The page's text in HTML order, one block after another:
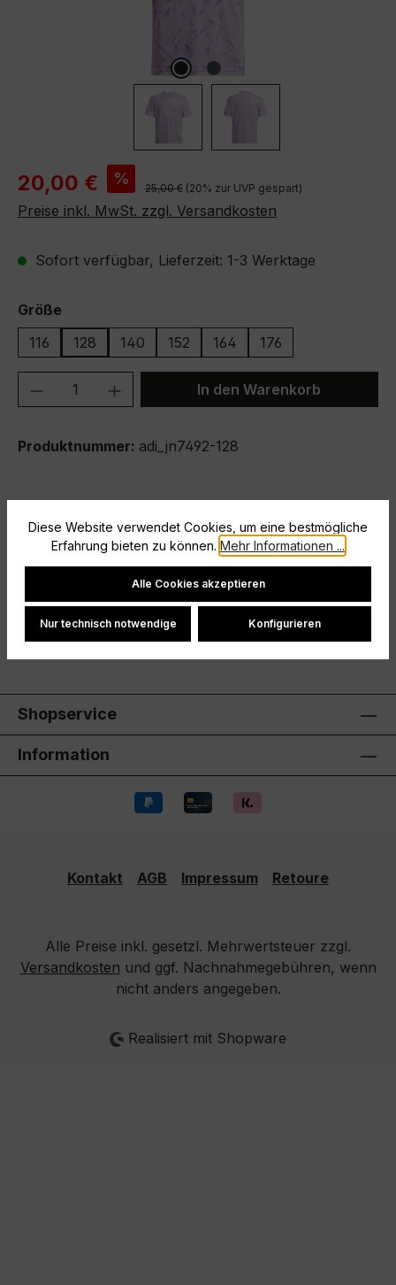
Verkaufspreis:
20,00 € % Regulärer Preis:
25,00 € (20% zur UVP gespart)
Preise inkl. MwSt. zzgl. Versandkosten
Sofort verfügbar, Lieferzeit: 1-3 Werktage
Größeauswählen
116
128 140 152 164 176
Produkt Anzahl: Gib denIn den Warenkorb
Produktnummer: adi_jn7492-128
Beschreibung
Größe: 128
Bewertungen
Shopservice
Information
Kontakt AGB Impressum Retoure
Alle Preise inkl. gesetzl. Mehrwertsteuer zzgl.
Versandkosten und ggf. Nachnahmegebühren, wenn
nicht anders angegeben.
Realisiert mit Shopware
Diese Website verwendet Cookies, um eine bestmögliche
Erfahrung bieten zu können. Mehr Informationen ...
Cookie-Einstellungen
Alle Cookies akzeptieren
Nur technisch notwendige Konfigurieren